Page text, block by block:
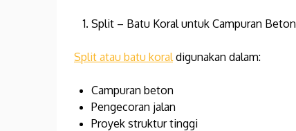
Split – Batu Koral untuk Campuran Beton
Split atau batu koraldigunakan dalam:
Campuran beton
Pengecoran jalan
Proyek struktur tinggi